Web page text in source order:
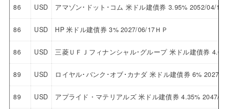
86 USD アマゾン･ドット･コム 米ドル建債券 3.95% 2052/04/13
86 USD HP 米ドル建債券 3% 2027/06/17ＨＰ
86 USD 三菱ＵＦＪフィナンシャル･グループ 米ドル建債券
89 USD ロイヤル･バンク･オブ･カナダ 米ドル建債券 6% 2027/
89 USD アプライド・マテリアルズ 米ドル建債券 4.35% 2047/